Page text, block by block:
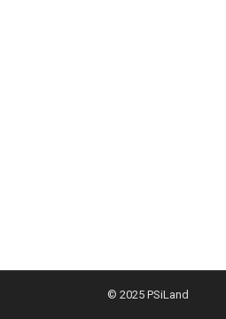
© 2025 PSiLand